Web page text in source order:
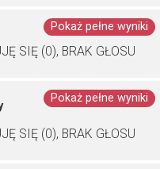
Pokaż pełne wyniki
SIĘ (0), BRAK GŁOSU
Pokaż pełne wyniki
SIĘ (0), BRAK GŁOSU